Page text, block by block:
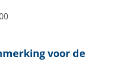
voor de